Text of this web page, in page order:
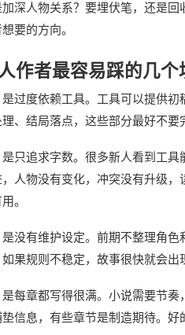
深人物关系？要埋伏笔，还是
要的方向。
作者最容易踩的几个
过度依赖工具。工具可以提供
、结局落点，这些部分最好不要
只追求字数。很多新人看到工
人物没有变化，冲突没有升级
。
没有维护设定。前期不整理角
果规则不稳定，故事很快就会出
每章都写得很满。小说需要节
信息，有些章节是制造期待。好